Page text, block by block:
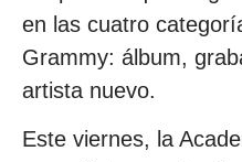
en las cuatro
Grammy: álbum,
artista nuevo.
Este viernes, la